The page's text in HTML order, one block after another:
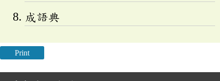
成語典
Print